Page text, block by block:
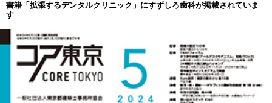
書籍「拡張するデンタルクリニック」にすずしろ歯科が掲載されていま
す